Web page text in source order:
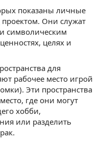
показаны личные
Они служат
символическим
целях и
для
рабочее место игрой
Эти пространства
где они могут
хобби,
или разделить